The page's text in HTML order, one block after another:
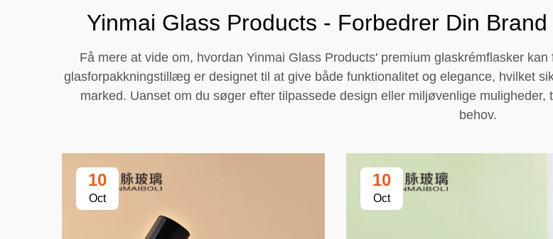
Yinmai Glass Products - Forbedrer Din
Få mere at vide om, hvordan Yinmai Glass Products' premium glaskrémflasker
glasforpakkningstillæg er designet til at give både funktionalitet og elegance, hvilket
marked. Uanset om du søger efter tilpassede design eller miljøvenlige
behov.
10
Oct
10
Oct